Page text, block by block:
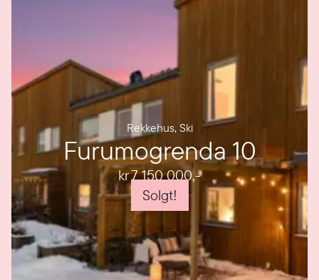
Rekkehus,Ski
Furumogrenda 10
kr 7 150 000,-
Solgt!